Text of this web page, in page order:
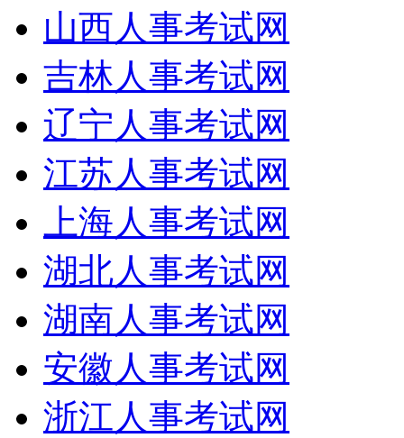
山西人事考试网
吉林人事考试网
辽宁人事考试网
江苏人事考试网
上海人事考试网
湖北人事考试网
湖南人事考试网
安徽人事考试网
浙江人事考试网